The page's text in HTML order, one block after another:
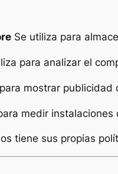
Se utiliza para
para analizar el
mostrar publicidad
medir
tiene sus propias